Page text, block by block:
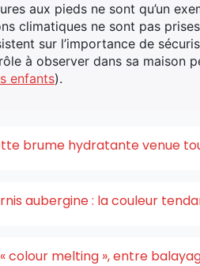
aux pieds ne sont qu’un
climatiques ne sont pas
sur l’importance de
à observer dans sa maison
enfants).
brume hydratante venue
aubergine : la couleur
« colour melting », entre